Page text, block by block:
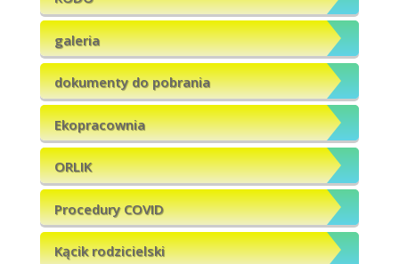
galeria
dokumenty do pobrania
Ekopracownia
ORLIK
Procedury COVID
Kącik rodzicielski